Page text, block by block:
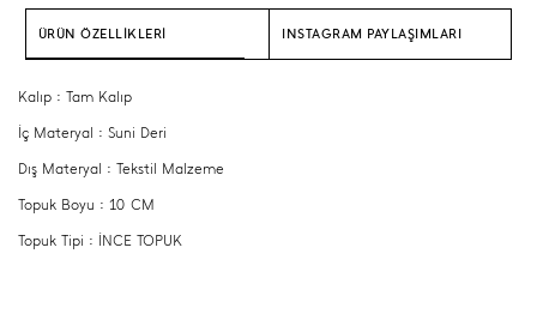
ÜRÜN ÖZELLİKLERİ INSTAGRAM PAYLAŞIMLARI
Kalıp : Tam Kalıp
İç Materyal : Suni Deri
Dış Materyal : Tekstil Malzeme
Topuk Boyu : 10 CM
Topuk Tipi : İNCE TOPUK